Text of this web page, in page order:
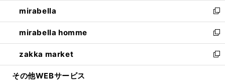
く
で
開
く
ド
ウ
で
開
く
ィ
ン
ド
ウ
で
開
し
い
ウ
ィ
ン
ド
ウ
mirabella
新
し
い
ウ
ィ
ン
mirabella homme
新
し
い
ウ
zakka market
新
し
その他WEBサービス